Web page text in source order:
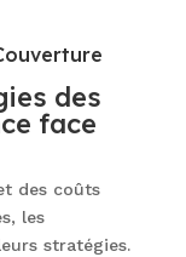
des
face
des coûts
les
stratégies.